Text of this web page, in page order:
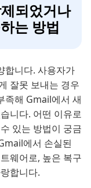
되었거나
는 방법
합니다. 사용자가
잘못 보내는 경우
족해 Gmail에서 새
니다. 어떤 이유로
있는 방법이 궁금
에서 손실된
웨어로, 높은 복구
합니다.